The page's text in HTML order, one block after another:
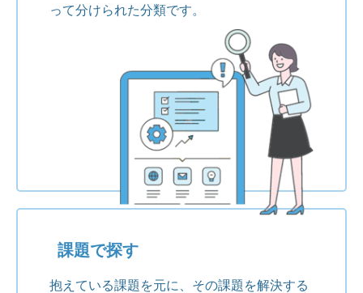
って分けられた分類です。
課題で探す
抱えている課題を元に、その課題を解決する